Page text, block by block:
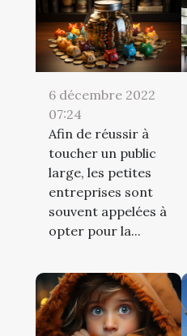
6 décembre 2022
07:24
Afin de réussir à
toucher un public
large, les petites
entreprises sont
souvent appelées à
opter pour la...